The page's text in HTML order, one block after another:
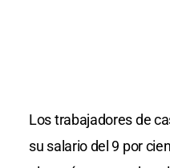
Los trabajadores de
su salario del 9 por